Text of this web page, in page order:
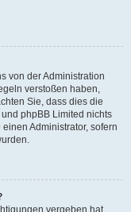
von der Administration
verstoßen haben,
Sie, dass dies die
phpBB Limited nichts
Administrator, sofern
vergeben hat,